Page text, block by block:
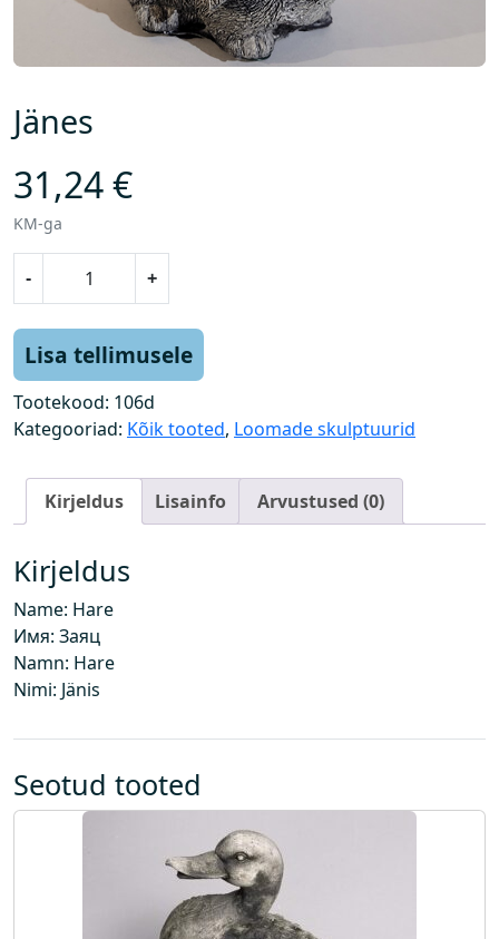
Jänes
31,24€
KM-ga
-
s
k
o
+
Lisa tellimusele
Tootekood: 106d
Kategooriad: Kõik tooted, Loomade skulptuurid
Kirjeldus Lisainfo Arvustused (0)
Kirjeldus
Name: Hare
Имя: Заяц
Namn: Hare
Nimi: Jänis
Seotud tooted